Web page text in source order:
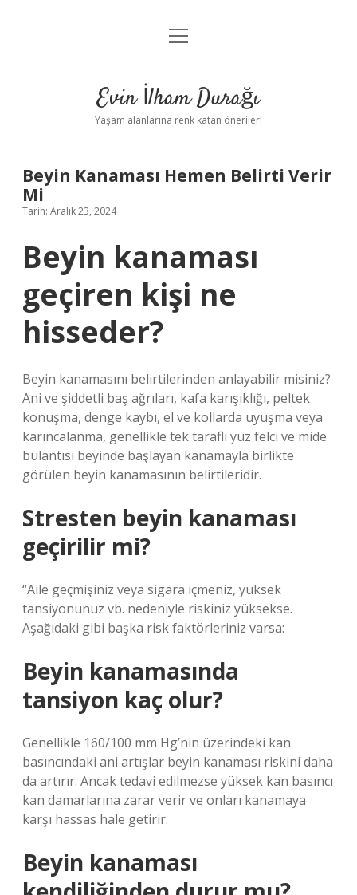
Anasayfa
Yasal Uyarı
menüyü
Evin İlham Durağı
Yaşam alanlarına renk katan öneriler!
Beyin Kanaması Hemen Belirti Verir
Mi
Tarih: Aralık 23, 2024
Beyin kanaması
geçiren kişi ne
hisseder?
Beyin kanamasını belirtilerinden anlayabilir misiniz?
Ani ve şiddetli baş ağrıları, kafa karışıklığı, peltek
konuşma, denge kaybı, el ve kollarda uyuşma veya
karıncalanma, genellikle tek taraflı yüz felci ve mide
bulantısı beyinde başlayan kanamayla birlikte
görülen beyin kanamasının belirtileridir.
Stresten beyin kanaması
geçirilir mi?
“Aile geçmişiniz veya sigara içmeniz, yüksek
tansiyonunuz vb. nedeniyle riskiniz yüksekse.
Aşağıdaki gibi başka risk faktörleriniz varsa:
Beyin kanamasında
tansiyon kaç olur?
Genellikle 160/100 mm Hg’nin üzerindeki kan
basıncındaki ani artışlar beyin kanaması riskini daha
da artırır. Ancak tedavi edilmezse yüksek kan basıncı
kan damarlarına zarar verir ve onları kanamaya
karşı hassas hale getirir.
Beyin kanaması